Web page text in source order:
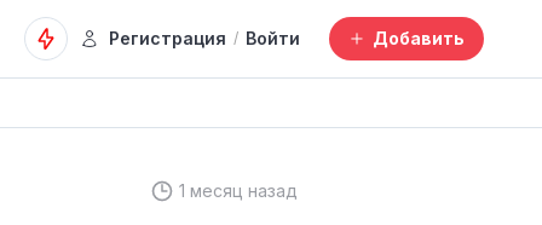
Регистрация / Войти Добавить
1 месяц назад